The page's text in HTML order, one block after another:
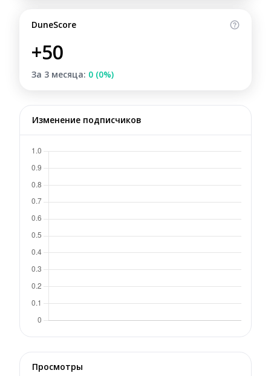
DuneScore
+50
За 3 месяца: 0 (0%)
Изменение подписчиков
Просмотры